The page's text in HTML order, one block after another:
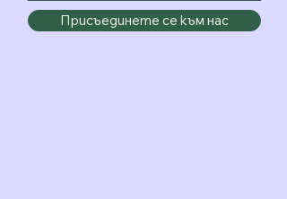
Присъединете се към нас